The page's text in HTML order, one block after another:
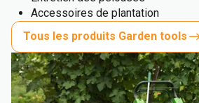
Accessoires de plantation
Tous les produits Garden tools